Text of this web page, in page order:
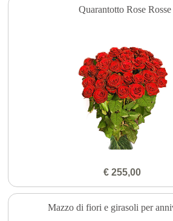
Quarantotto Rose Rosse
€ 255,00
Mazzo di fiori e girasoli per